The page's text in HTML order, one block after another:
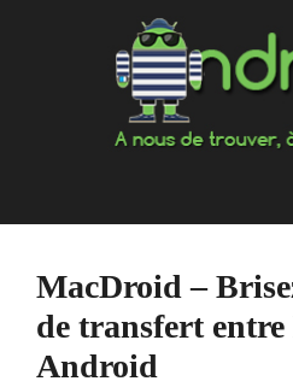
MacDroid –
de transfert entre
Android